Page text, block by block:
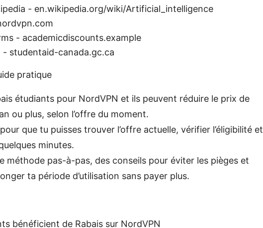
- en.wikipedia.org/wiki/Artificial_intelligence
- academicdiscounts.example
studentaid-canada.gc.ca
pratique
étudiants pour NordVPN et ils peuvent réduire le prix de
ou plus, selon l’offre du moment.
que tu puisses trouver l’offre actuelle, vérifier l’éligibilité et
minutes.
méthode pas-à-pas, des conseils pour éviter les pièges et
ta période d’utilisation sans payer plus.
bénéficient de Rabais sur NordVPN